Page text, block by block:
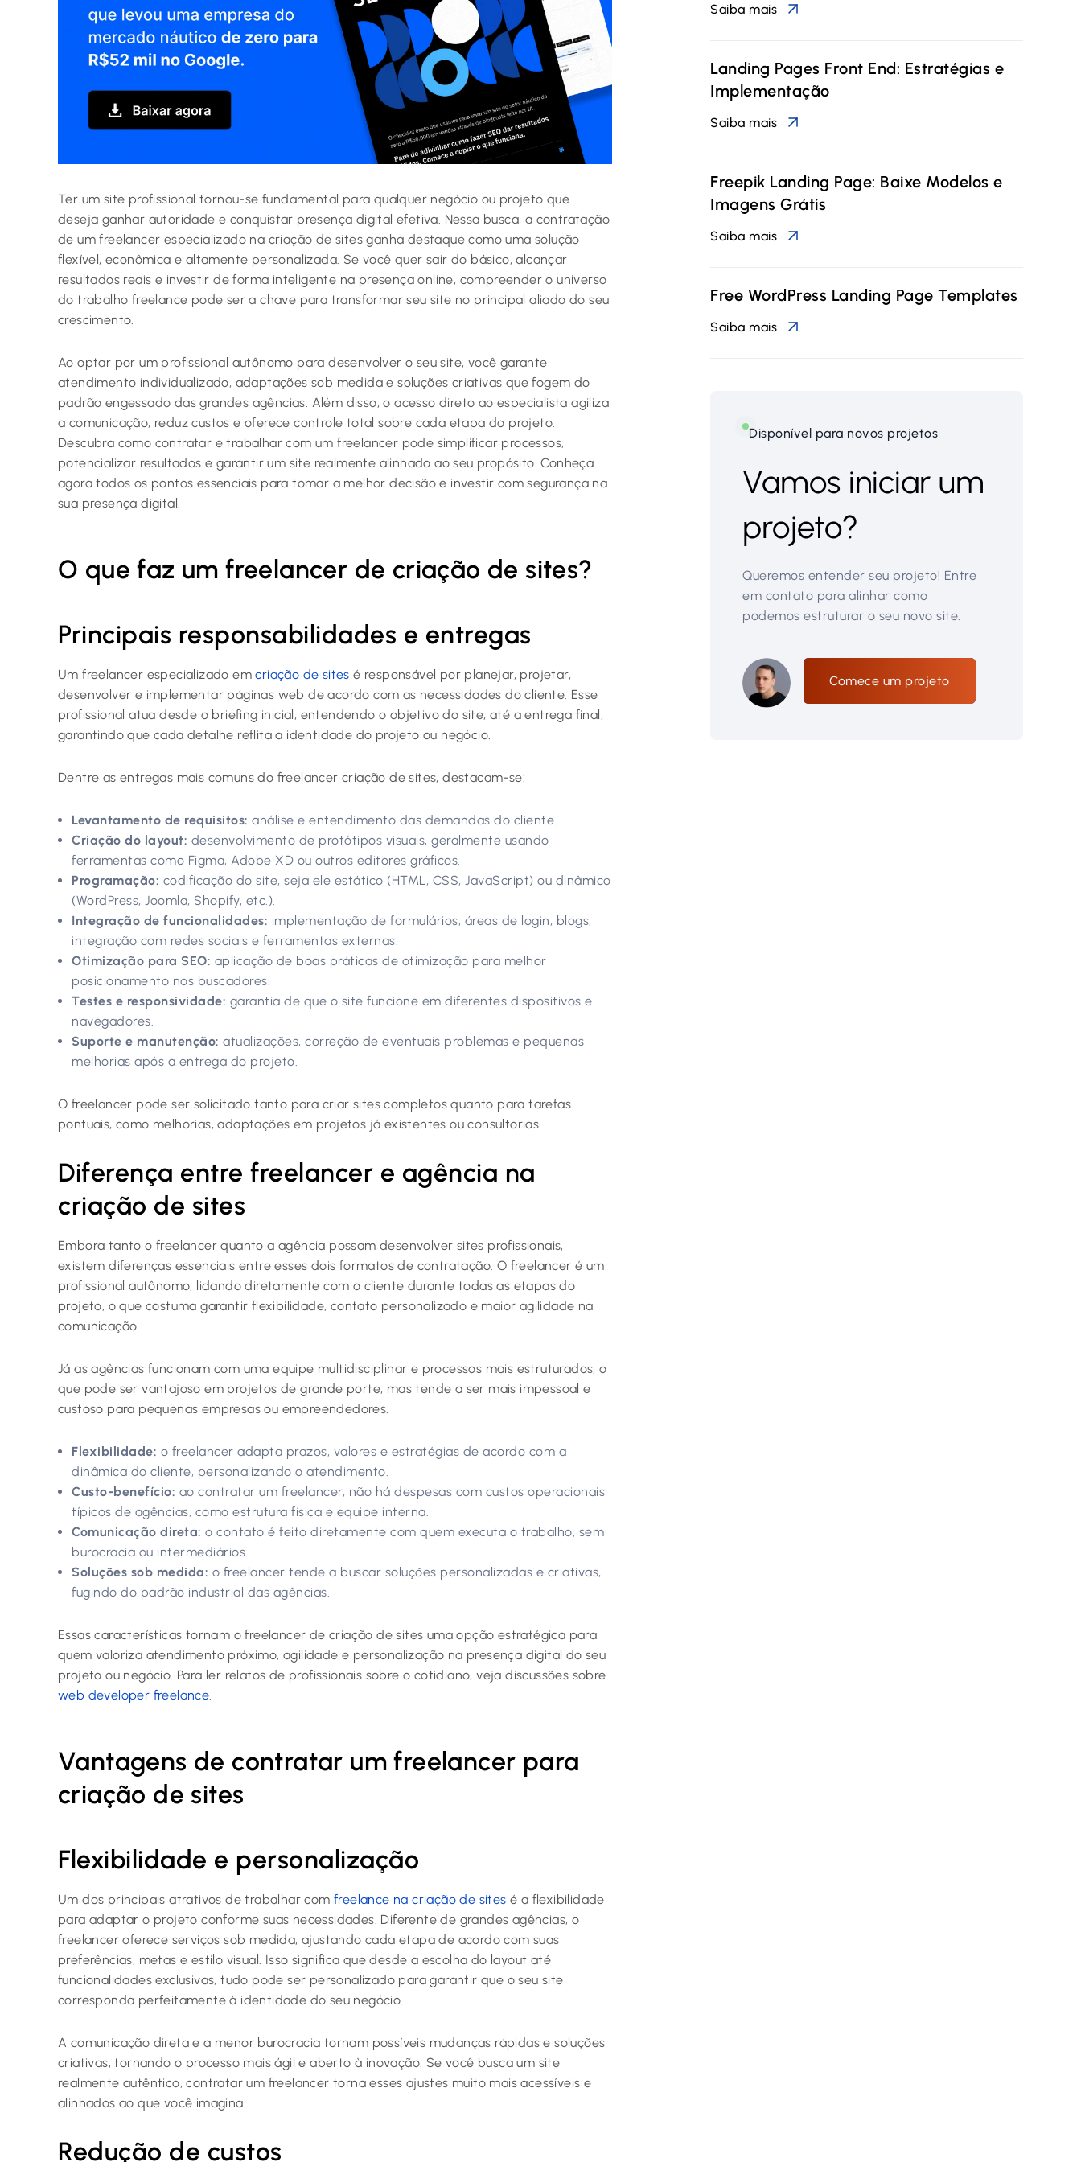
Ter um site profissional tornou-se fundamental para qualquer negócio ou projeto que
deseja ganhar autoridade e conquistar presença digital efetiva. Nessa busca, a contratação
de um freelancer especializado na criação de sites ganha destaque como uma solução
flexível, econômica e altamente personalizada. Se você quer sair do básico, alcançar
resultados reais e investir de forma inteligente na presença online, compreender o universo
do trabalho freelance pode ser a chave para transformar seu site no principal aliado do seu
crescimento.
Ao optar por um profissional autônomo para desenvolver o seu site, você garante
atendimento individualizado, adaptações sob medida e soluções criativas que fogem do
padrão engessado das grandes agências. Além disso, o acesso direto ao especialista agiliza
a comunicação, reduz custos e oferece controle total sobre cada etapa do projeto.
Descubra como contratar e trabalhar com um freelancer pode simplificar processos,
potencializar resultados e garantir um site realmente alinhado ao seu propósito. Conheça
agora todos os pontos essenciais para tomar a melhor decisão e investir com segurança na
sua presença digital.
O que faz um freelancer de criação de sites?
Principais responsabilidades e entregas
Um freelancer especializado emcriação de sites é responsável por planejar, projetar,
desenvolver e implementar páginas web de acordo com as necessidades do cliente. Esse
profissional atua desde o briefing inicial, entendendo o objetivo do site, até a entrega final,
garantindo que cada detalhe reflita a identidade do projeto ou negócio.
Dentre as entregas mais comuns do freelancer criação de sites, destacam-se:
Levantamento de requisitos: análise e entendimento das demandas do cliente.
Criação do layout: desenvolvimento de protótipos visuais, geralmente usando
ferramentas como Figma, Adobe XD ou outros editores gráficos.
Programação: codificação do site, seja ele estático (HTML, CSS, JavaScript) ou dinâmico
(WordPress, Joomla, Shopify, etc.).
Integração de funcionalidades: implementação de formulários, áreas de login, blogs,
integração com redes sociais e ferramentas externas.
Otimização para SEO: aplicação de boas práticas de otimização para melhor
posicionamento nos buscadores.
Testes e responsividade: garantia de que o site funcione em diferentes dispositivos e
navegadores.
Suporte e manutenção: atualizações, correção de eventuais problemas e pequenas
melhorias após a entrega do projeto.
O freelancer pode ser solicitado tanto para criar sites completos quanto para tarefas
pontuais, como melhorias, adaptações em projetos já existentes ou consultorias.
Diferença entre freelancer e agência na
criação de sites
Embora tanto o freelancer quanto a agência possam desenvolver sites profissionais,
existem diferenças essenciais entre esses dois formatos de contratação. O freelancer é um
profissional autônomo, lidando diretamente com o cliente durante todas as etapas do
projeto, o que costuma garantir flexibilidade, contato personalizado e maior agilidade na
comunicação.
Já as agências funcionam com uma equipe multidisciplinar e processos mais estruturados, o
que pode ser vantajoso em projetos de grande porte, mas tende a ser mais impessoal e
custoso para pequenas empresas ou empreendedores.
Flexibilidade: o freelancer adapta prazos, valores e estratégias de acordo com a
dinâmica do cliente, personalizando o atendimento.
Custo-benefício: ao contratar um freelancer, não há despesas com custos operacionais
típicos de agências, como estrutura física e equipe interna.
Comunicação direta: o contato é feito diretamente com quem executa o trabalho, sem
burocracia ou intermediários.
Soluções sob medida: o freelancer tende a buscar soluções personalizadas e criativas,
fugindo do padrão industrial das agências.
Essas características tornam o freelancer de criação de sites uma opção estratégica para
quem valoriza atendimento próximo, agilidade e personalização na presença digital do seu
projeto ou negócio. Para ler relatos de profissionais sobre o cotidiano, veja discussões sobre
web developer freelance.
Vantagens de contratar um freelancer para
criação de sites
Flexibilidade e personalização
Um dos principais atrativos de trabalhar com freelance na criação de sites é a flexibilidade
para adaptar o projeto conforme suas necessidades. Diferente de grandes agências, o
freelancer oferece serviços sob medida, ajustando cada etapa de acordo com suas
preferências, metas e estilo visual. Isso significa que desde a escolha do layout até
funcionalidades exclusivas, tudo pode ser personalizado para garantir que o seu site
corresponda perfeitamente à identidade do seu negócio.
A comunicação direta e a menor burocracia tornam possíveis mudanças rápidas e soluções
criativas, tornando o processo mais ágil e aberto à inovação. Se você busca um site
realmente autêntico, contratar um freelancer torna esses ajustes muito mais acessíveis e
alinhados ao que você imagina.
Redução de custos
Saiba mais
Landing Pages Front End: Estratégias e
Implementação
Saiba mais
Freepik Landing Page: Baixe Modelos e
Imagens Grátis
Saiba mais
Free WordPress Landing Page Templates
Saiba mais
Disponível para novos projetos
Vamos iniciar um
projeto?
Queremos entender seu projeto! Entre
em contato para alinhar como
podemos estruturar o seu novo site.
Comece um projeto